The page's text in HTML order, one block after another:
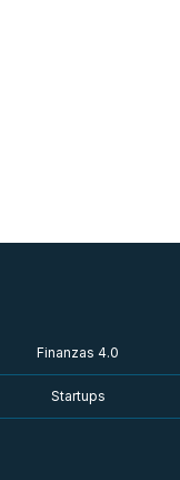
Finanzas 4.0
Startups